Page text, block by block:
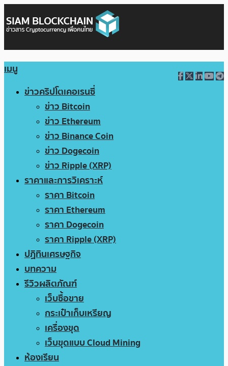
เมนู
ข่าวคริปโตเคอเรนซี่
ข่าว Bitcoin
ข่าว Ethereum
ข่าว Binance Coin
ข่าว Dogecoin
ข่าว Ripple (XRP)
ราคาและการวิเคราะห์
ราคา Bitcoin
ราคา Ethereum
ราคา Dogecoin
ราคา Ripple (XRP)
ปฏิทินเศรษฐกิจ
บทความ
รีวิวผลิตภัณฑ์
เว็บซื้อขาย
กระเป๋าเก็บเหรียญ
เครื่องขุด
เว็บขุดแบบ Cloud Mining
ห้องเรียน